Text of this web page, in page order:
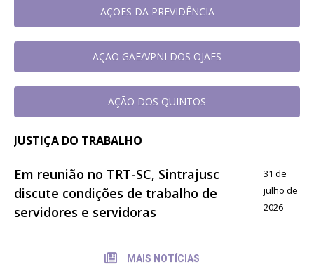
AÇOES DA PREVIDÊNCIA
AÇAO GAE/VPNI DOS OJAFS
AÇÃO DOS QUINTOS
JUSTIÇA DO TRABALHO
Em reunião no TRT-SC, Sintrajusc
discute condições de trabalho de
servidores e servidoras
31 de
julho de
2026
MAIS NOTÍCIAS